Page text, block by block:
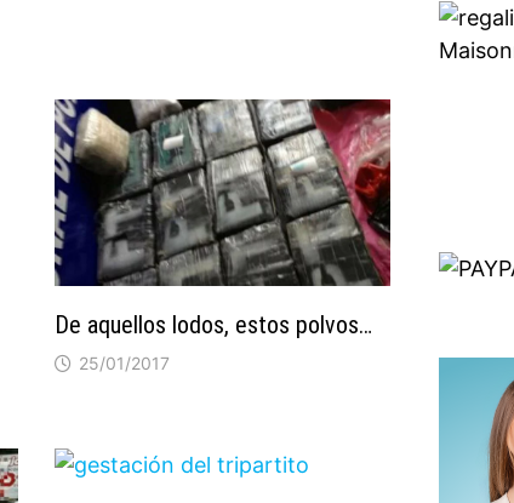
De aquellos lodos, estos polvos…
25/01/2017